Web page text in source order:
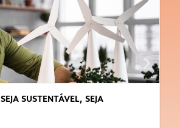
SUSTENTÁVEL, SEJA